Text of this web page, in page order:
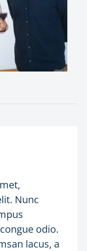
Nunc
odio.
lacus, a